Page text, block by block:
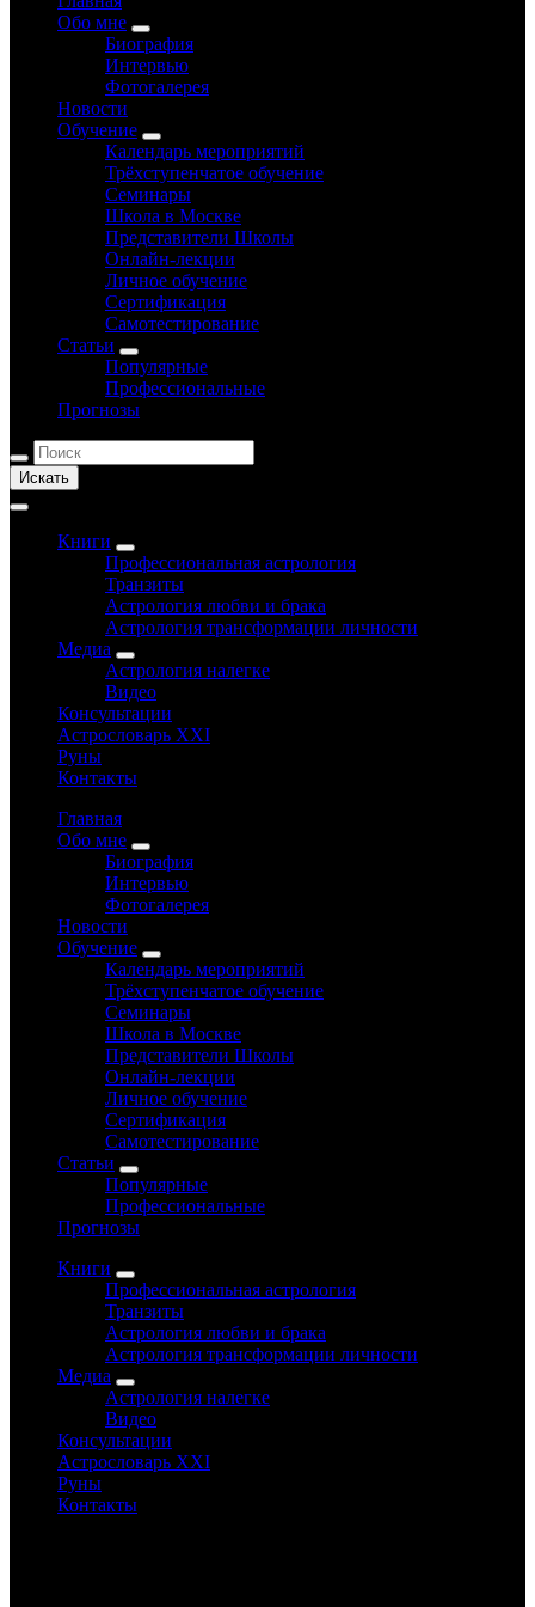
Обо мне
Биография
Интервью
Фотогалерея
Новости
Обучение
Календарь мероприятий
Трёхступенчатое обучение
Семинары
Школа в Москве
Представители Школы
Онлайн-лекции
Личное обучение
Сертификация
Самотестирование
Статьи
Популярные
Профессиональные
Прогнозы
Искать
Книги
Профессиональная астрология
Транзиты
Астрология любви и брака
Астрология трансформации личности
Медиа
Астрология налегке
Видео
Консультации
Астрословарь XXI
Руны
Контакты
Главная
Обо мне
Биография
Интервью
Фотогалерея
Новости
Обучение
Календарь мероприятий
Трёхступенчатое обучение
Семинары
Школа в Москве
Представители Школы
Онлайн-лекции
Личное обучение
Сертификация
Самотестирование
Статьи
Популярные
Профессиональные
Прогнозы
Книги
Профессиональная астрология
Транзиты
Астрология любви и брака
Астрология трансформации личности
Медиа
Астрология налегке
Видео
Консультации
Астрословарь XXI
Руны
Контакты